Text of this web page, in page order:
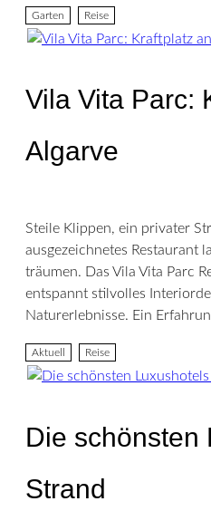
Garten Reise
Vila Vita Parc:
Algarve
Steile Klippen, ein privater
ausgezeichnetes Restaurant
träumen. Das Vila Vita Parc
entspannt stilvolles
Naturerlebnisse. Ein
Aktuell Reise
Die schönsten
Strand